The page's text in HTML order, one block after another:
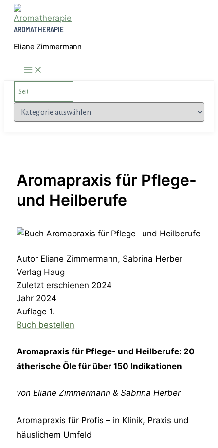
Zum
Inhalt
springen
AROMATHERAPIE
Eliane Zimmermann
for:
Kategorien
Aromapraxis für Pflege-
und Heilberufe
Autor Eliane Zimmermann, Sabrina Herber
Verlag Haug
Zuletzt erschienen 2024
Jahr 2024
Auflage 1.
Buch bestellen
Aromapraxis für Pflege- und Heilberufe: 20
ätherische Öle für über 150 Indikationen
von Eliane Zimmermann & Sabrina Herber
Aromapraxis für Profis – in Klinik, Praxis und
häuslichem Umfeld